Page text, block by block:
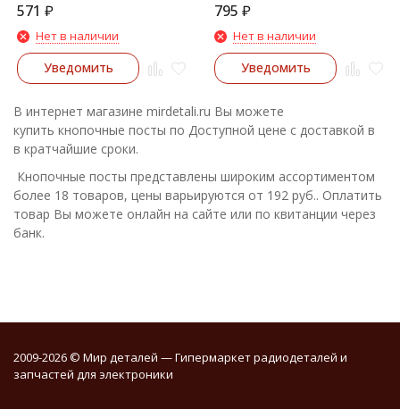
571 ₽
Нет в наличии
Уведомить
795 ₽
Нет в наличии
Уведомить
В интернет магазине mirdetali.ru Вы можете
купить кнопочные посты по Доступной цене с доставкой в
в кратчайшие сроки.
Кнопочные посты представлены широким ассортиментом
более 18 товаров, цены варьируются от 192 руб.. Оплатить
товар Вы можете онлайн на сайте или по квитанции через
банк.
2009-2026 © Мир деталей — Гипермаркет радиодеталей и
запчастей для электроники